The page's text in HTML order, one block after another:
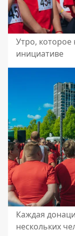
Утро, которое
инициативе
Каждая
нескольких